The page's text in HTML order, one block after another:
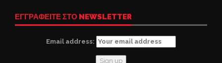
ΕΓΓΡΑΦΕΙΤΕ ΣΤΟ NEWSLETTER
Email address: